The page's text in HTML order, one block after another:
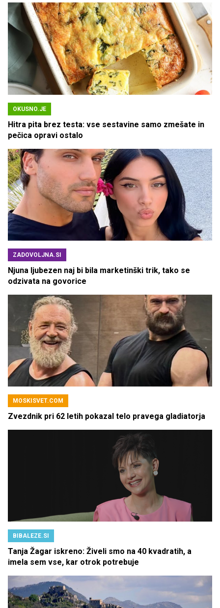
OKUSNO.JE
Hitra pita brez testa: vse sestavine samo zmešate in
pečica opravi ostalo
ZADOVOLJNA.SI
Njuna ljubezen naj bi bila marketinški trik, tako se
odzivata na govorice
MOSKISVET.COM
Zvezdnik pri 62 letih pokazal telo pravega gladiatorja
BIBALEZE.SI
Tanja Žagar iskreno: Živeli smo na 40 kvadratih, a
imela sem vse, kar otrok potrebuje